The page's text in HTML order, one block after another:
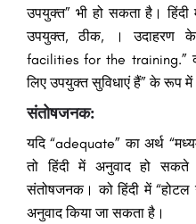
उपयुक्त” भी हो सकता है।
उपयुक्त, ठीक, । उदाहरण
facilities for the training.”
लिए उपयुक्त सुविधाएं हैं” के रूप
संतोषजनक:
यदि “adequate” का अर्थ
तो हिंदी में अनुवाद हो
संतोषजनक। को हिंदी में
अनुवाद किया जा सकता है।